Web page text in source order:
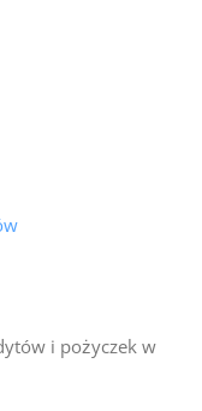
i pożyczek w